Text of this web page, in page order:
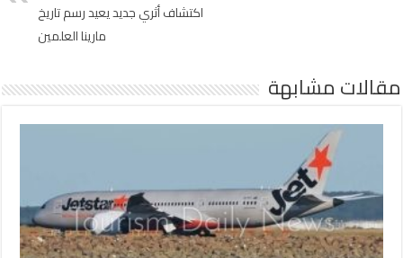
اكتشاف أثري جديد يعيد رسم تاريخ
مارينا العلمين
مقالات مشابهة